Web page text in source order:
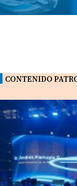
CONTENIDO